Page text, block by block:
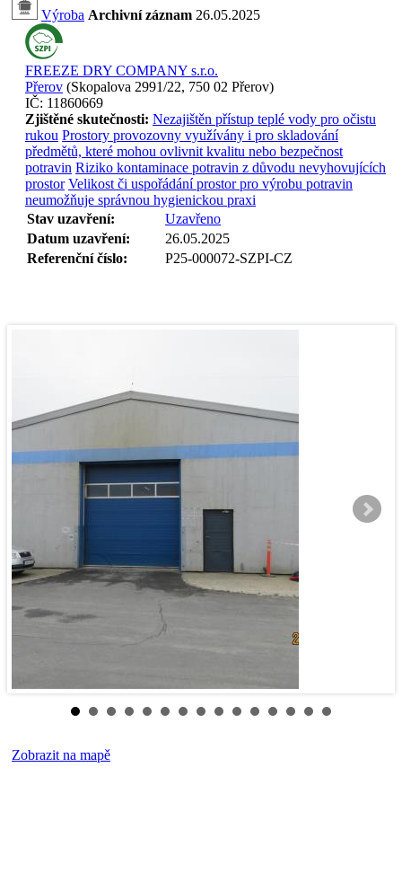
Výroba Archivní záznam 26.05.2025
FREEZE DRY COMPANY s.r.o.
Přerov (Skopalova 2991/22, 750 02 Přerov)
IČ: 11860669
Zjištěné skutečnosti: Nezajištěn přístup teplé vody pro očistu
rukou Prostory provozovny využívány i pro skladování
předmětů, které mohou ovlivnit kvalitu nebo bezpečnost
potravin Riziko kontaminace potravin z důvodu nevyhovujících
prostor Velikost či uspořádání prostor pro výrobu potravin
neumožňuje správnou hygienickou praxi
Stav uzavření:
Uzavřeno
Datum uzavření:
26.05.2025
Referenční číslo:
P25-000072-SZPI-CZ
Zobrazit na mapě